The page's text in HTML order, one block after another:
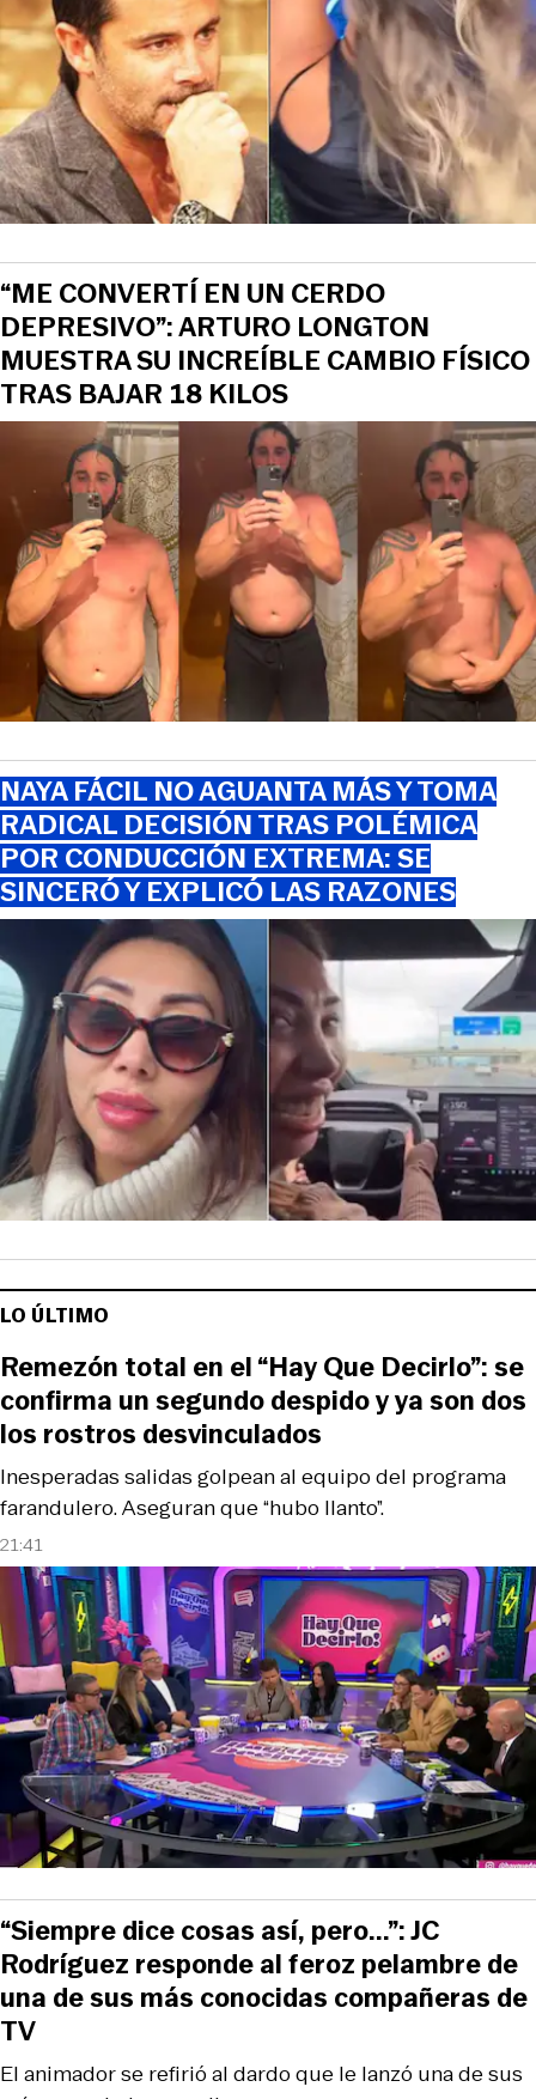
“ME CONVERTÍ EN UN CERDO
DEPRESIVO”: ARTURO LONGTON
MUESTRA SU INCREÍBLE CAMBIO FÍSICO
TRAS BAJAR 18 KILOS
NAYA FÁCIL NO AGUANTA MÁS Y TOMA
RADICAL DECISIÓN TRAS POLÉMICA
POR CONDUCCIÓN EXTREMA: SE
SINCERÓ Y EXPLICÓ LAS RAZONES
LO ÚLTIMO
21:41
Inesperadas salidas golpean al equipo del programa
farandulero. Aseguran que “hubo llanto”.
Remezón total en el “Hay Que Decirlo”: se
confirma un segundo despido y ya son dos
los rostros desvinculados
El animador se refirió al dardo que le lanzó una de sus
“Siempre dice cosas así, pero...”: JC
Rodríguez responde al feroz pelambre de
una de sus más conocidas compañeras de
TV